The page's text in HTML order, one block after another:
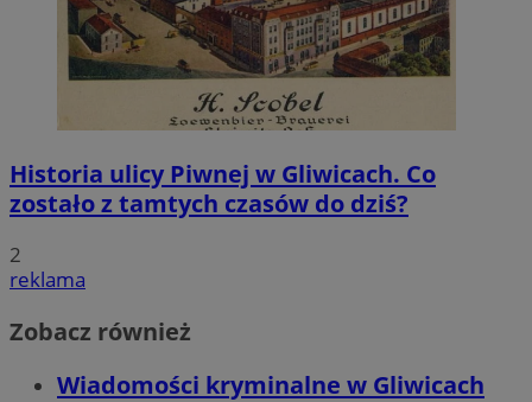
Historia ulicy Piwnej w Gliwicach. Co
zostało z tamtych czasów do dziś?
2
reklama
Zobacz również
Wiadomości kryminalne w Gliwicach